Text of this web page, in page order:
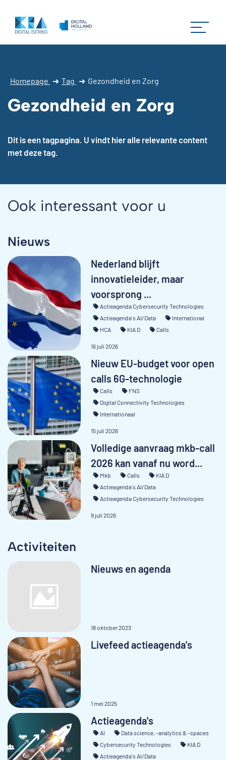
Homepage ➜ Tag ➜ Gezondheid en Zorg
Gezondheid en Zorg
Dit is een tagpagina. U vindt hier alle relevante content
met deze tag.
Ook interessant voor u
Nieuws
Nederland blijft
innovatieleider, maar
voorsprong ...
Actieagenda Cybersecurity Technologies
Actieagenda's AI/Data
International
HCA
KIA D Calls
16 juli 2026
Nieuw EU-budget voor open
calls 6G-technologie
Calls
FNS
Digital Connectivity Technologies
Internationaal
15 juli 2026
Volledige aanvraag mkb-call
2026 kan vanaf nu word...
Mkb Calls
KIA D
Actieagenda's AI/Data
Actieagenda Cybersecurity Technologies
9 juli 2026
Activiteiten
Nieuws en agenda
18 oktober 2023
Livefeed actieagenda's
1 mei 2025
Actieagenda's
AI
Data science, -analytics & -spaces
Cybersecurity Technologies
KIA D
Actieagenda's AI/Data